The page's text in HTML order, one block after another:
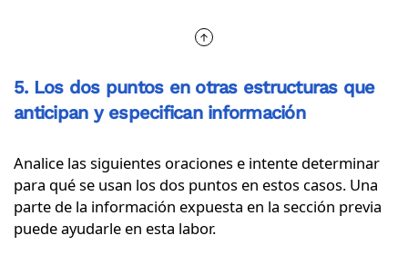
5. Los dos puntos en otras estructuras que
anticipan y especifican información
Analice las siguientes oraciones e intente determinar
para qué se usan los dos puntos en estos casos. Una
parte de la información expuesta en la sección previa
puede ayudarle en esta labor.